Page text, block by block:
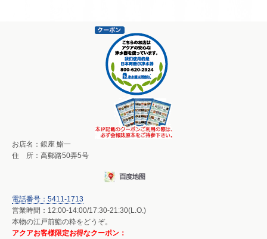
お店名：銀座 鮨一
住 所：高郵路50弄5号
電話番号： 5411-1713
営業時間：12:00-14:00/17:30-21:30(L.O.)
本物の江戸前鮨の粋をどうぞ。
アクアお客様限定お得なクーポン：